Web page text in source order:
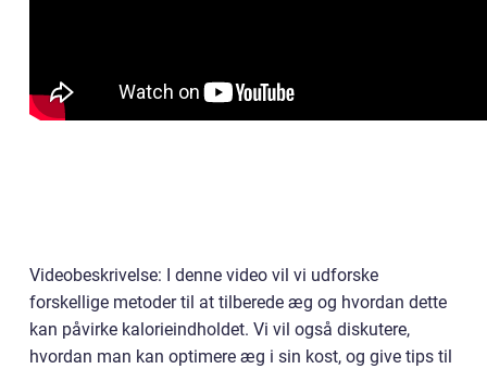
Videobeskrivelse: I denne video vil vi udforske
forskellige metoder til at tilberede æg og hvordan dette
kan påvirke kalorieindholdet. Vi vil også diskutere,
hvordan man kan optimere æg i sin kost, og give tips til